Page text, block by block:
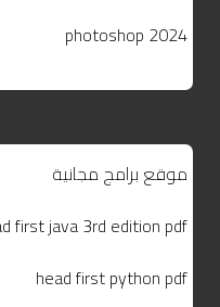
photoshop 2024
موقع برامج مجانية
first java 3rd edition pdf
head first python pdf